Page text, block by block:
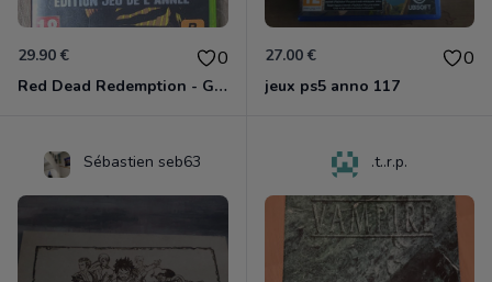
29.90 € 0
Red Dead Redemption - Game Of The Year Xbox 360
27.00 € 0
jeux ps5 anno 117
Sébastien seb63 .t..r.p.